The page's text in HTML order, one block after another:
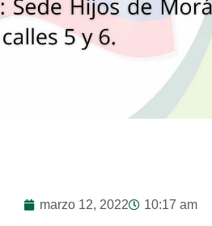
marzo 12, 2022 10:17 am